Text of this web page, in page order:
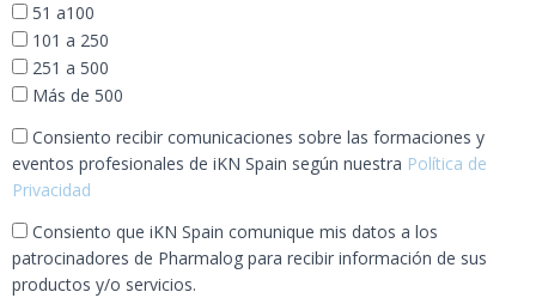
51 a100
101 a 250
251 a 500
Más de 500
Consiento recibir comunicaciones sobre las formaciones y
eventos profesionales de iKN Spain según nuestra Política de
Privacidad
Consiento que iKN Spain comunique mis datos a los
patrocinadores de Pharmalog para recibir información de sus
productos y/o servicios.